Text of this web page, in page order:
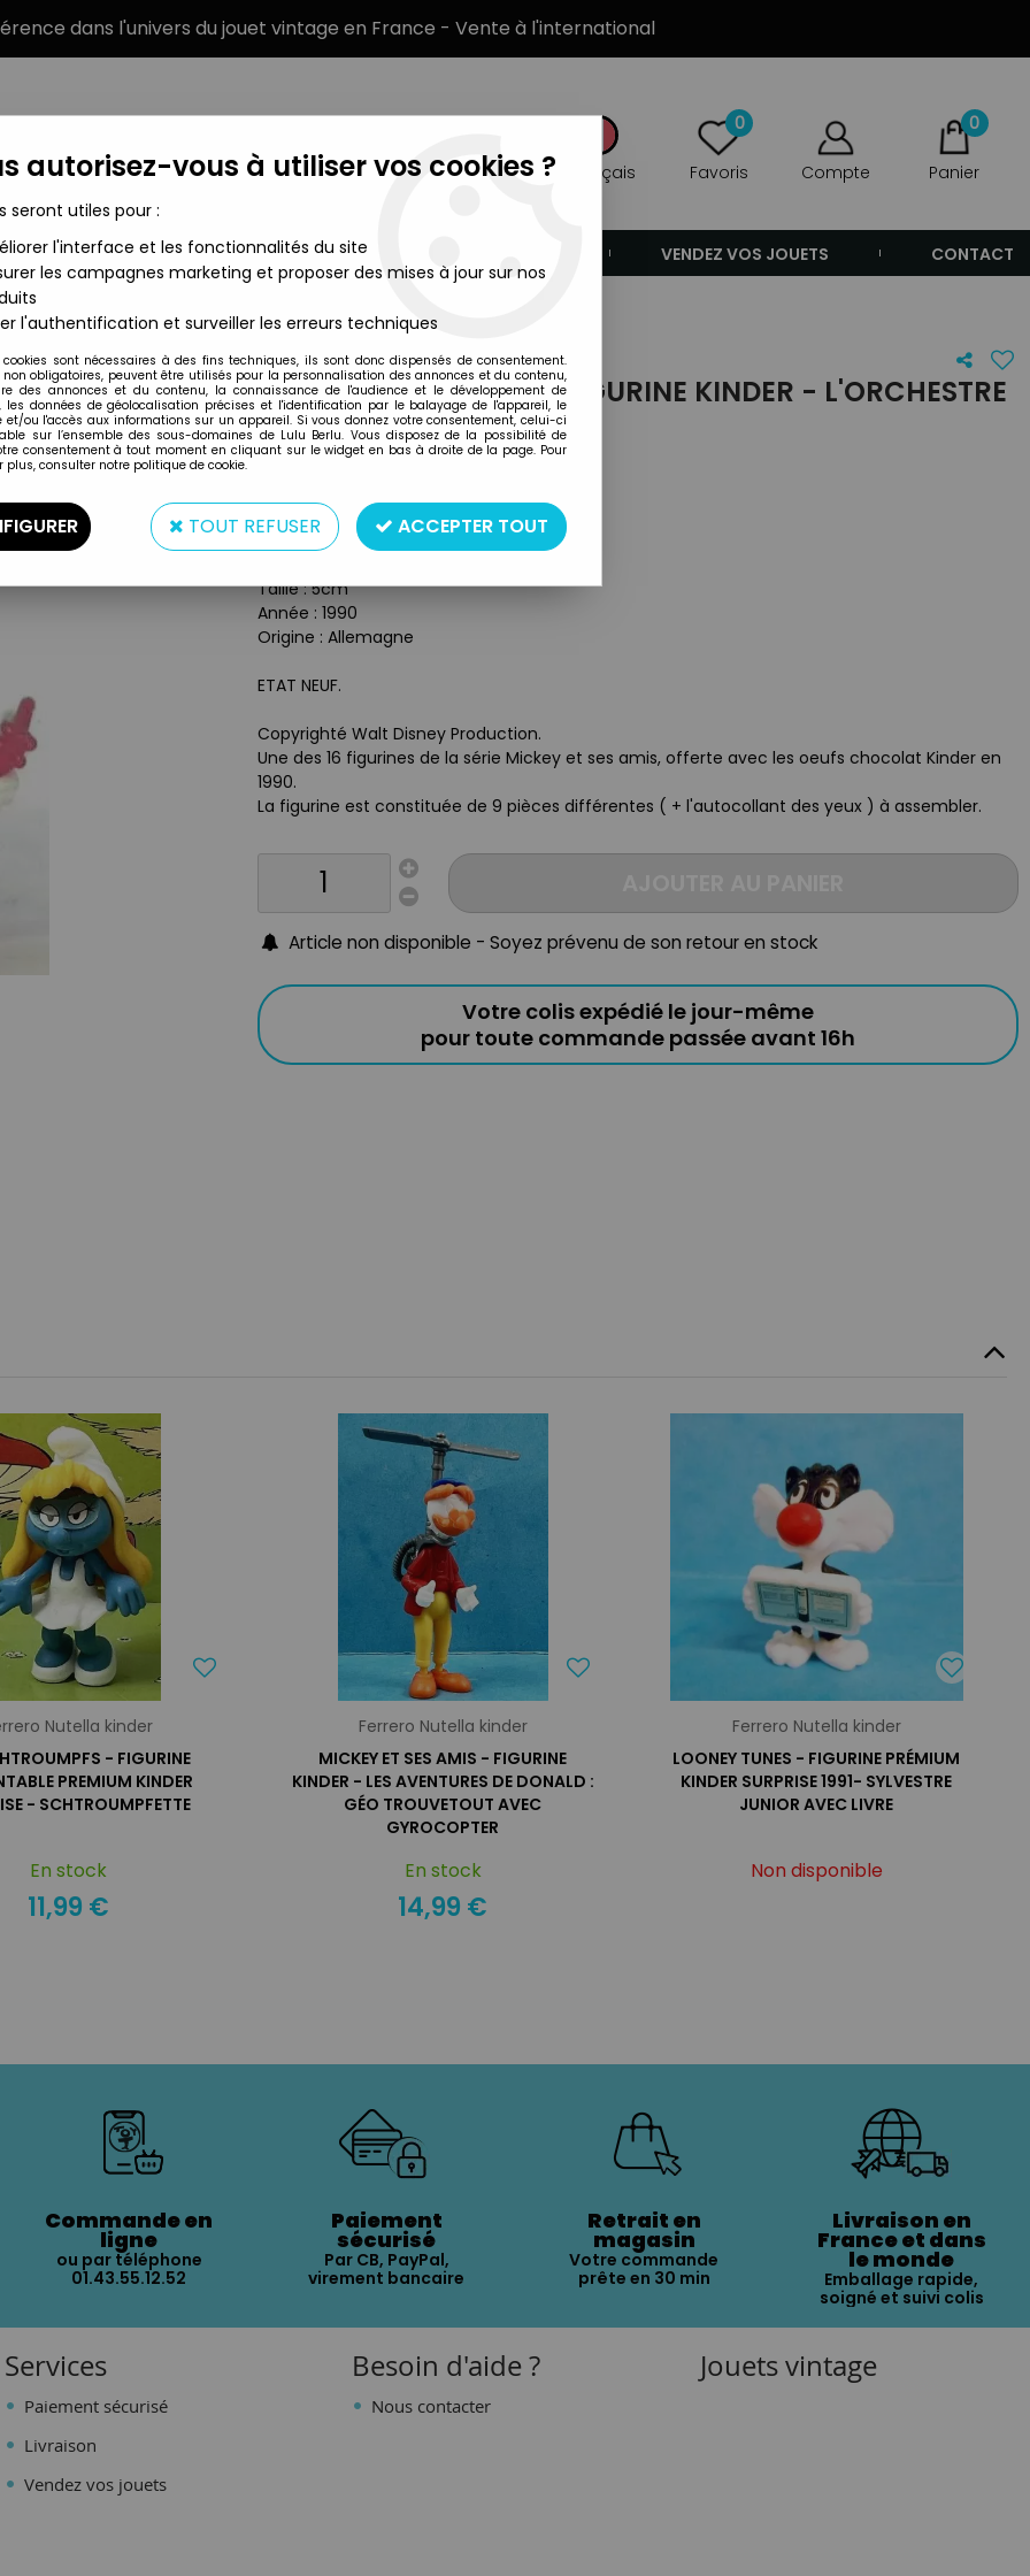
dans l'univers du jouet vintage en France - Vente à l'international
Français
0
Favoris Compte
0
Panier
MARQUES TYPE DE PRODUIT VENDEZ VOS JOUETS CONTACT
- L'orchestre : Minnie guitare
Ferrero Nutella kinder
MICKEY ET SES AMIS - FIGURINE KINDER - L'ORCHESTRE
: MINNIE GUITARE
Type : Figurine
Taille : 5cm
Année : 1990
Origine : Allemagne
ETAT NEUF.
Copyrighté Walt Disney Production.
Une des 16 figurines de la série Mickey et ses amis, offerte avec les oeufs chocolat Kinder en
1990.
La figurine est constituée de 9 pièces différentes ( + l'autocollant des yeux ) à assembler.
Article non disponible - Soyez prévenu de son retour en stock
Votre colis expédié le jour-même
pour toute commande passée avant 16h
Nutella kinder
- FIGURINE
PREMIUM KINDER
- SCHTROUMPFETTE
En stock
11,99 €
Ferrero Nutella kinder
MICKEY ET SES AMIS - FIGURINE
KINDER - LES AVENTURES DE DONALD :
GÉO TROUVETOUT AVEC
GYROCOPTER
En stock
14,99 €
Ferrero Nutella kinder
LOONEY TUNES - FIGURINE PRÉMIUM
KINDER SURPRISE 1991- SYLVESTRE
JUNIOR AVEC LIVRE
Non disponible
Commande en
ligne
ou par téléphone
01.43.55.12.52
Paiement
sécurisé
Par CB, PayPal,
virement bancaire
Retrait en
magasin
Votre commande
prête en 30 min
Livraison en
France et dans
le monde
Emballage rapide,
soigné et suivi colis
Services
Paiement sécurisé
Livraison
Vendez vos jouets
Besoin d'aide ?
Nous contacter
Jouets vintage
autorisez-vous à utiliser vos cookies ?
seront utiles pour :
l'interface et les fonctionnalités du site
les campagnes marketing et proposer des mises à jour sur nos
l'authentification et surveiller les erreurs techniques
cookies sont nécessaires à des fins techniques, ils sont donc dispensés de consentement.
non obligatoires, peuvent être utilisés pour la personnalisation des annonces et du contenu,
des annonces et du contenu, la connaissance de l'audience et le développement de
les données de géolocalisation précises et l'identification par le balayage de l'appareil, le
et/ou l'accès aux informations sur un appareil. Si vous donnez votre consentement, celui-ci
sur l’ensemble des sous-domaines de Lulu Berlu. Vous disposez de la possibilité de
consentement à tout moment en cliquant sur le widget en bas à droite de la page. Pour
plus, consulter notre politique de cookie.
TOUT REFUSER ACCEPTER TOUT